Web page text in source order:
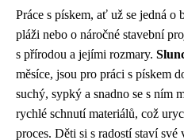
Práce s pískem, ať už se jedná o
pláži nebo o náročné stavební
s přírodou a jejími rozmary.
měsíce, jsou pro práci s pískem
suchý, sypký a snadno se s ním
rychlé schnutí materiálů, což
proces. Děti si s radostí staví své